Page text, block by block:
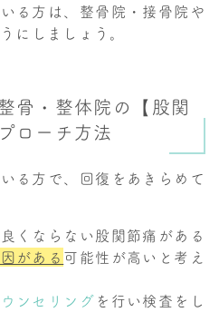
る方は、整骨院・接骨院や
にしましょう。
骨・整体院の【股関
ローチ方法
る方で、回復をあきらめて
くならない股関節痛がある
がある 可能性が高いと考え
ンセリング を行い検査をし